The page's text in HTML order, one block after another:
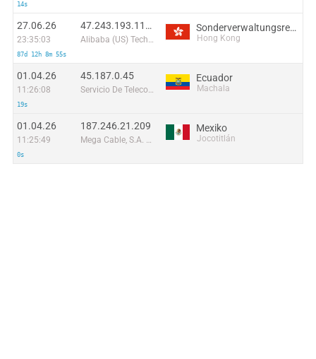
14s
27.06.26
23:35:03
87d 12h 8m 55s
47.243.193.110:15279
Alibaba (US) Technology Co., Ltd.
Sonderverwaltungsregion Hongkong
Hong Kong
01.04.26
11:26:08
19s
45.187.0.45
Servicio De Telecomunicaciones Orobla S. A
Ecuador
Machala
01.04.26
11:25:49
0s
187.246.21.209
Mega Cable, S.A. de C.V.
Mexiko
Jocotitlán